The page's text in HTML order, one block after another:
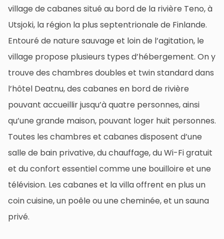
village de cabanes situé au bord de la rivière Teno, à
Utsjoki, la région la plus septentrionale de Finlande.
Entouré de nature sauvage et loin de l’agitation, le
village propose plusieurs types d’hébergement. On y
trouve des chambres doubles et twin standard dans
l’hôtel Deatnu, des cabanes en bord de rivière
pouvant accueillir jusqu’à quatre personnes, ainsi
qu’une grande maison, pouvant loger huit personnes.
Toutes les chambres et cabanes disposent d’une
salle de bain privative, du chauffage, du Wi-Fi gratuit
et du confort essentiel comme une bouilloire et une
télévision. Les cabanes et la villa offrent en plus un
coin cuisine, un poêle ou une cheminée, et un sauna
privé.